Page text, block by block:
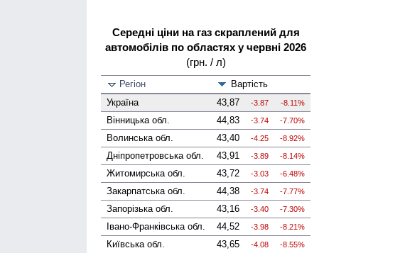
Середні ціни на газ скраплений для
автомобілів по областях у червні 2026
(грн. / л)
Регіон
Вартість
Україна
43,87 -3.87 -8.11%
Вінницька обл. 44,83 -3.74 -7.70%
Волинська обл. 43,40 -4.25 -8.92%
Дніпропетровська обл. 43,91 -3.89 -8.14%
Житомирська обл. 43,72 -3.03 -6.48%
Закарпатська обл. 44,38 -3.74 -7.77%
Запорізька обл. 43,16 -3.40 -7.30%
Івано-Франківська обл. 44,52 -3.98 -8.21%
Київська обл. 43,65 -4.08 -8.55%